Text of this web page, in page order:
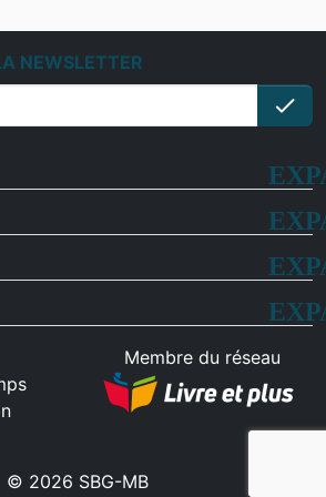
NEWSLETTER
check
Membre du réseau
© 2026 SBG-MB